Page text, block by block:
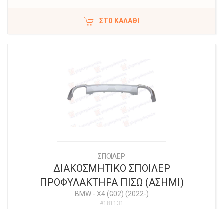
ΣΤΟ ΚΑΛΆΘΙ
ΣΠΟΙΛΕΡ
ΔΙΑΚΟΣΜΗΤΙΚΟ ΣΠΟΙΛΕΡ
ΠΡΟΦΥΛΑΚΤΗΡΑ ΠΙΣΩ (ΑΣΗΜΙ)
BMW- X4 (G02) (2022-)
#181131